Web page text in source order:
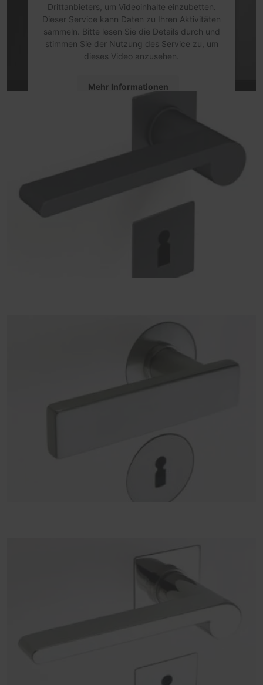
Drittanbieters, um Videoinhalte einzubetten.
Dieser Service kann Daten zu Ihren Aktivitäten
sammeln. Bitte lesen Sie die Details durch und
stimmen Sie der Nutzung des Service zu, um
dieses Video anzusehen.
Mehr Informationen
Management Platform